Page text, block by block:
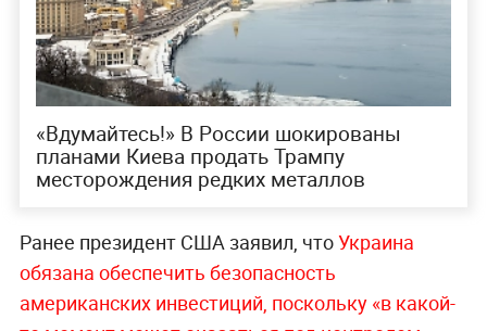
«Вдумайтесь!‎» В России шокированы
планами Киева продать Трампу
месторождения редких металлов
Ранее президент США заявил, чтоУкраина
обязана обеспечить безопасность
американских инвестиций, поскольку «в какой-